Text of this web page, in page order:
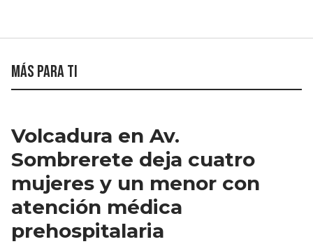
Más para ti
Volcadura en Av.
Sombrerete deja cuatro
mujeres y un menor con
atención médica
prehospitalaria